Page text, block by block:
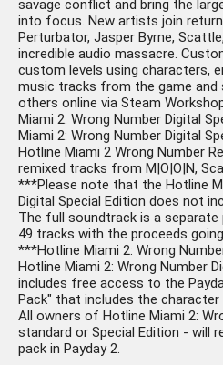
Hotline Miami 2
Number (Steam
МИР(БЕЗ РФ) +
savage conflict and bring the
into focus. New artists join
Perturbator, Jasper Byrne,
incredible audio massacre.
custom levels using characters,
music tracks from the game and
others online via Steam
Miami 2: Wrong Number Digital
Miami 2: Wrong Number Digital
Hotline Miami 2 Wrong Number
remixed tracks from M|O|O|N,
***Please note that the Hotline
Digital Special Edition does not
The full soundtrack is a separate
49 tracks with the proceeds
***Hotline Miami 2: Wrong
Hotline Miami 2: Wrong Number
includes free access to the
Pack" that includes the
All owners of Hotline Miami 2:
standard or Special Edition - will
pack in Payday 2.